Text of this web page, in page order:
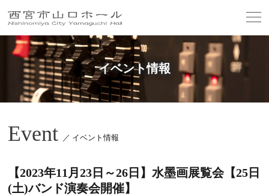
イベント情報
Event ／ イベント情報
【2023年11月23日～26日】水墨画展覧会【25日
(土)バンド演奏会開催】